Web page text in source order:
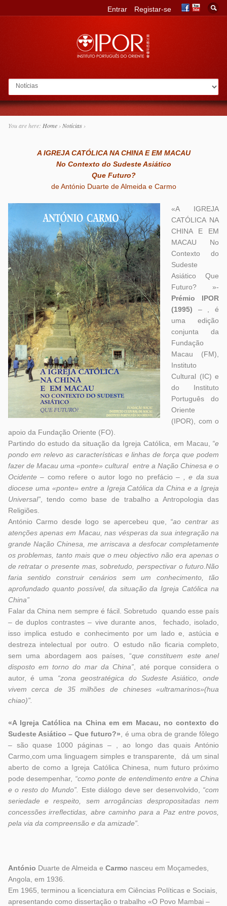
Go to:
Entrar Registar-se
You are here: Home› Notícias›
A IGREJA CATÓLICA NA CHINA E EM MACAU
No Contexto do Sudeste Asiático
Que Futuro?
de António Duarte de Almeida e Carmo
«A IGREJA
CATÓLICA NA
CHINA E EM
MACAU No
Contexto do
Sudeste
Asiático Que
Futuro? »-
Prémio IPOR
(1995) – , é
uma edição
conjunta da
Fundação
Macau (FM),
Instituto
Cultural (IC) e
do Instituto
Português do
Oriente
(IPOR), com o
apoio da Fundação Oriente (FO).
Partindo do estudo da situação da Igreja Católica, em Macau, “e
pondo em relevo as características e linhas de força que podem
fazer de Macau uma «ponte» cultural entre a Nação Chinesa e o
Ocidente – como refere o autor logo no prefácio –
, e da sua
diocese uma «ponte» entre a Igreja Católica da China e a Igreja
Universal”, tendo como base de trabalho a Antropologia das
Religiões.
António Carmo desde logo se apercebeu que, “ao centrar as
atenções apenas em Macau, nas vésperas da sua integração na
grande Nação Chinesa, me arriscava a desfocar completamente
os problemas, tanto mais que o meu objectivo não era apenas o
de retratar o presente mas, sobretudo, perspectivar o futuro.Não
faria sentido construir cenários sem um conhecimento, tão
aprofundado quanto possível, da situação da Igreja Católica na
China”
Falar da China nem sempre é fácil. Sobretudo quando esse país
– de duplos contrastes – vive durante anos, fechado, isolado,
isso implica estudo e conhecimento por um lado e, astúcia e
destreza intelectual por outro. O estudo não ficaria completo,
sem uma abordagem aos países, “que constituem este anel
disposto em torno do mar da China” , até porque considera o
autor, é uma “zona geostratégica do Sudeste Asiático, onde
vivem cerca de 35 milhões de chineses «ultramarinos»(hua
chiao)”.
«A Igreja Católica na China em em Macau, no contexto do
Sudeste Asiático – Que futuro?» , é uma obra de grande fôlego
– são quase 1000 páginas – , ao longo das quais António
Carmo,com uma linguagem simples e transparente, dá um sinal
aberto de como a Igreja Católica Chinesa, num futuro próximo
pode desempenhar, “como ponte de entendimento entre a China
e o resto do Mundo”.
Este diálogo deve ser desenvolvido, “com
seriedade e respeito, sem arrogâncias despropositadas nem
concessões irreflectidas, abre caminho para a Paz entre povos,
pela via da compreensão e da amizade”.
António Duarte de Almeida e Carmo nasceu em Moçamedes,
Angola, em 1936.
Em 1965, terminou a licenciatura em Ciências Políticas e Sociais,
apresentando como dissertação o trabalho «O Povo Mambai –